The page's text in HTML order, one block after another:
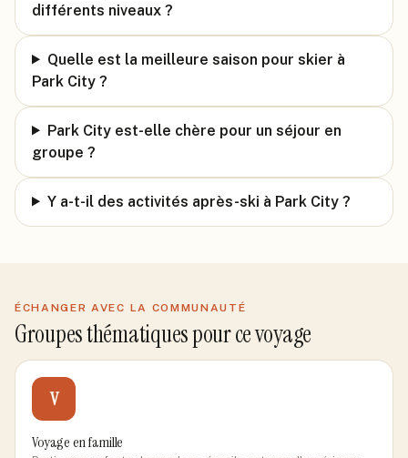
différents niveaux ?
Quelle est la meilleure saison pour skier à
Park City ?
Park City est-elle chère pour un séjour en
groupe ?
Y a-t-il des activités après-ski à Park City ?
ÉCHANGER AVEC LA COMMUNAUTÉ
Groupes thématiques pour ce voyage
V
Voyage en famille